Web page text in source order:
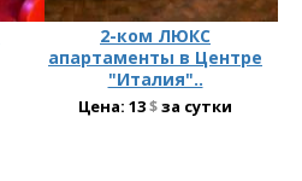
2-ком ЛЮКС
апартаменты в Центре
"Италия"..
Цена: 13$за сутки